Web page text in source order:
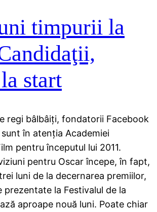
timpurii la
start
regi bâlbâiţi, fondatorii Facebook
în atenţia Academiei
pentru începutul lui 2011.
pentru Oscar începe, în fapt,
luni de la decernarea premiilor,
prezentate la Festivalul de la
aproape nouă luni. Poate chiar